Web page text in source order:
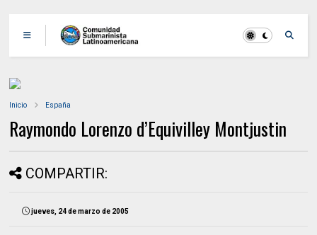
Inicio España
Raymondo Lorenzo d’Equivilley Montjustin
COMPARTIR:
jueves, 24 de marzo de 2005